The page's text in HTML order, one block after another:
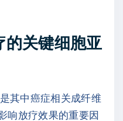
的关键细胞亚
其中癌症相关成纤维
响放疗效果的重要因